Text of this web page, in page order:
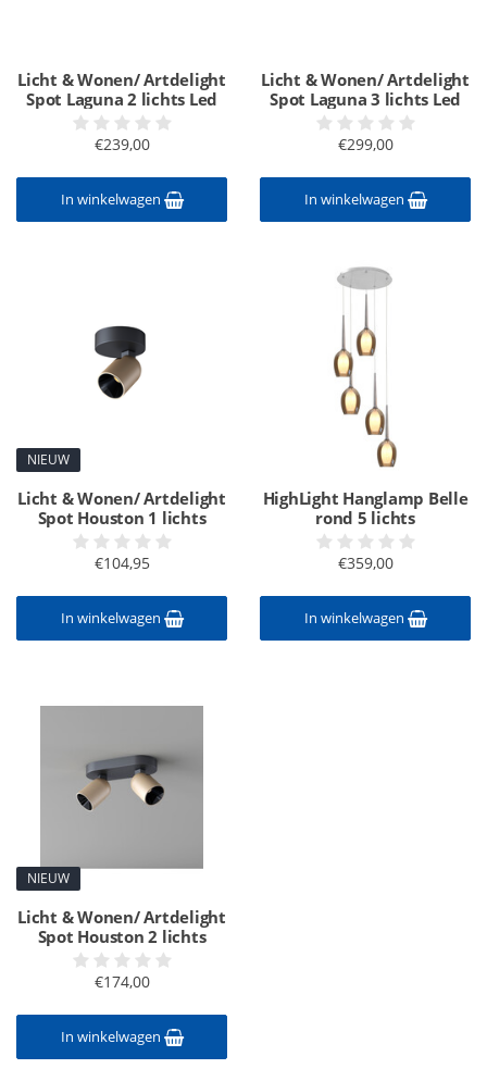
Licht & Wonen/ Artdelight
Spot Laguna 2 lichts Led
€239,00
In winkelwagen
Licht & Wonen/ Artdelight
Spot Laguna 3 lichts Led
€299,00
In winkelwagen
NIEUW
Licht & Wonen/ Artdelight
Spot Houston 1 lichts
€104,95
In winkelwagen
HighLight Hanglamp Belle
rond 5 lichts
€359,00
In winkelwagen
NIEUW
Licht & Wonen/ Artdelight
Spot Houston 2 lichts
€174,00
In winkelwagen